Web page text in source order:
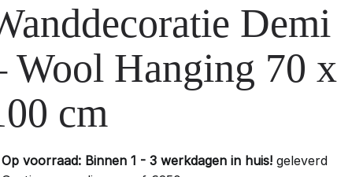
Demi
Wool Hanging 70 x
cm
Op voorraad: Binnen 1 - 3 werkdagen in huis!geleverd